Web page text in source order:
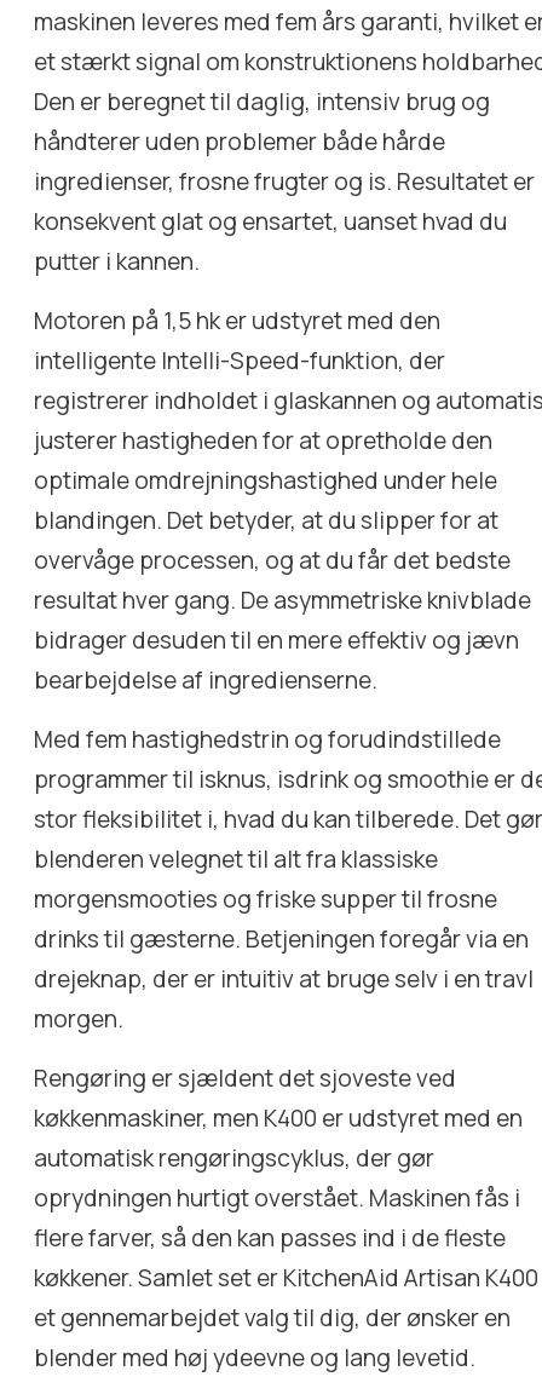
maskinen leveres med fem års garanti, hvilket
et stærkt signal om konstruktionens
Den er beregnet til daglig, intensiv brug og
håndterer uden problemer både hårde
ingredienser, frosne frugter og is. Resultatet er
konsekvent glat og ensartet, uanset hvad du
putter i kannen.
Motoren på 1,5 hk er udstyret med den
intelligente Intelli-Speed-funktion, der
registrerer indholdet i glaskannen og
justerer hastigheden for at opretholde den
optimale omdrejningshastighed under hele
blandingen. Det betyder, at du slipper for at
overvåge processen, og at du får det bedste
resultat hver gang. De asymmetriske knivblade
bidrager desuden til en mere effektiv og jævn
bearbejdelse af ingredienserne.
Med fem hastighedstrin og forudindstillede
programmer til isknus, isdrink og smoothie er
stor fleksibilitet i, hvad du kan tilberede. Det
blenderen velegnet til alt fra klassiske
morgensmooties og friske supper til frosne
drinks til gæsterne. Betjeningen foregår via en
drejeknap, der er intuitiv at bruge selv i en travl
morgen.
Rengøring er sjældent det sjoveste ved
køkkenmaskiner, men K400 er udstyret med en
automatisk rengøringscyklus, der gør
oprydningen hurtigt overstået. Maskinen fås i
flere farver, så den kan passes ind i de fleste
køkkener. Samlet set er KitchenAid Artisan K400
et gennemarbejdet valg til dig, der ønsker en
blender med høj ydeevne og lang levetid.